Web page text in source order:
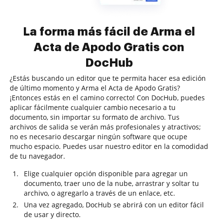
La forma más fácil de Arma el
Acta de Apodo Gratis con
DocHub
¿Estás buscando un editor que te permita hacer esa edición
de último momento y Arma el Acta de Apodo Gratis?
¡Entonces estás en el camino correcto! Con DocHub, puedes
aplicar fácilmente cualquier cambio necesario a tu
documento, sin importar su formato de archivo. Tus
archivos de salida se verán más profesionales y atractivos;
no es necesario descargar ningún software que ocupe
mucho espacio. Puedes usar nuestro editor en la comodidad
de tu navegador.
Elige cualquier opción disponible para agregar un
documento, traer uno de la nube, arrastrar y soltar tu
archivo, o agregarlo a través de un enlace, etc.
Una vez agregado, DocHub se abrirá con un editor fácil
de usar y directo.